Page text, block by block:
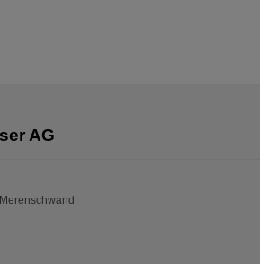
Merenschwand